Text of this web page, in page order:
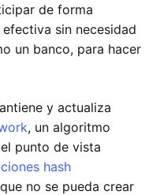
de forma
sin necesidad
un banco, para hacer
y actualiza
, un algoritmo
punto de vista
hash
no se pueda crear